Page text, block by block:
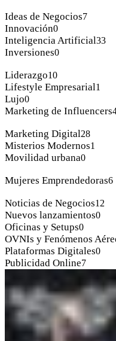
Ideas de Negocios7
Innovación0
Inteligencia Artificial33
Inversiones0
Liderazgo10
Lifestyle Empresarial1
Lujo0
Marketing de Influencers
Marketing Digital28
Misterios Modernos1
Movilidad urbana0
Mujeres Emprendedoras6
Noticias de Negocios12
Nuevos lanzamientos0
Oficinas y Setups0
OVNIs y Fenómenos
Plataformas Digitales0
Publicidad Online7